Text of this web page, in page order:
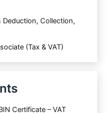
Deduction, Collection,
(Tax & VAT)
Certificate – VAT